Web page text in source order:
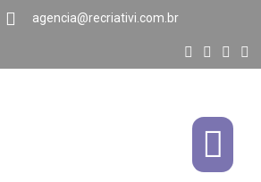
agencia@recriativi.com.br